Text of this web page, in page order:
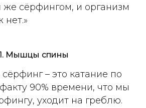
сёрфингом, и организм
нет.»
Мышцы спины
сёрфинг – это катание по
90% времени, что мы
уходит на греблю.